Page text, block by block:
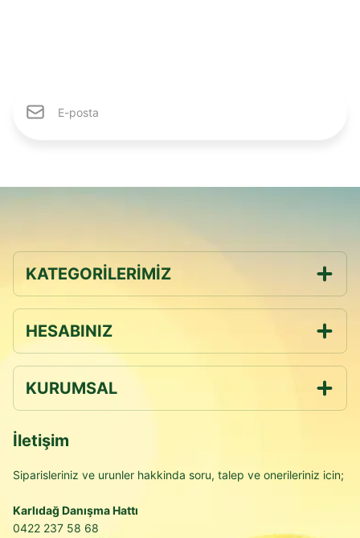
KATEGORİLERİMİZ
HESABINIZ
KURUMSAL
İletişim
Siparisleriniz ve urunler hakkinda soru, talep ve onerileriniz icin;
Karlıdağ Danışma Hattı
0422 237 58 68